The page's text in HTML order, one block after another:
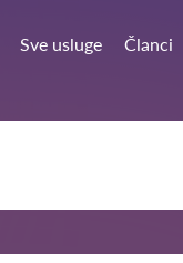
Sve usluge Članci